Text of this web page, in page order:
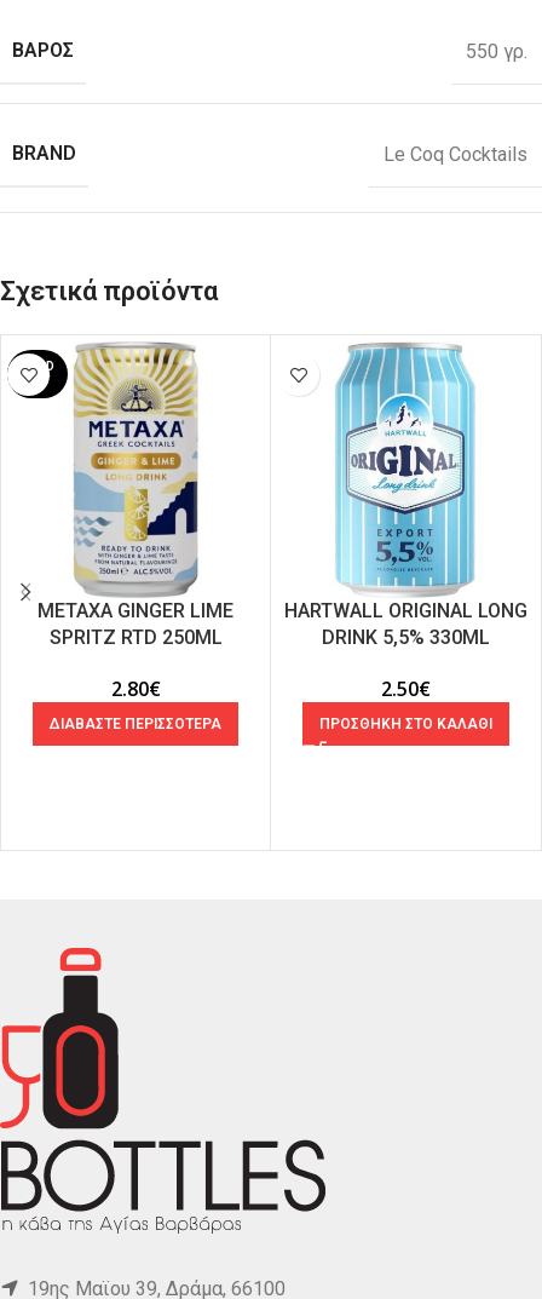
ΒΑΡΟΣ 550 γρ.
BRAND Le Coq Cocktails
Σχετικά προϊόντα
SOLD
OUT
METAXA GINGER LIME
SPRITZ RTD 250ML
2.80€
ΔΙΑΒΑΣΤΕ ΠΕΡΙΣΣΟΤΕΡΑ
HARTWALL ORIGINAL LONG
DRINK 5,5% 330ML
2.50€
ΠΡΟΣΘΗΚΗ ΣΤΟ ΚΑΛΑΘΙ
19ης Μαϊου 39, Δράμα, 66100